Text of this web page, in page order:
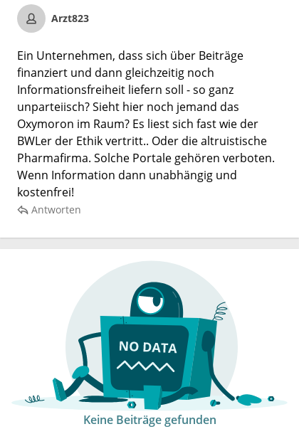
Arzt823
Ein Unternehmen, dass sich über Beiträge
finanziert und dann gleichzeitig noch
Informationsfreiheit liefern soll - so ganz
unparteiisch? Sieht hier noch jemand das
Oxymoron im Raum? Es liest sich fast wie der
BWLer der Ethik vertritt.. Oder die altruistische
Pharmafirma. Solche Portale gehören verboten.
Wenn Information dann unabhängig und
kostenfrei!
Antworten
Keine Beiträge gefunden